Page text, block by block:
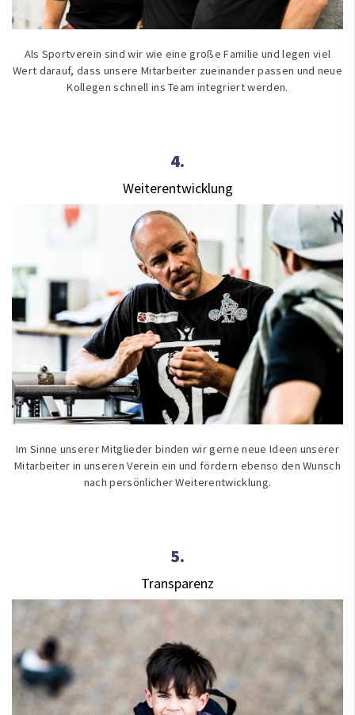
Als Sportverein sind wir wie eine große Familie und legen viel
Wert darauf, dass unsere Mitarbeiter zueinander passen und neue
Kollegen schnell ins Team integriert werden.
4.
Weiterentwicklung
Im Sinne unserer Mitglieder binden wir gerne neue Ideen unserer
Mitarbeiter in unseren Verein ein und fördern ebenso den Wunsch
nach persönlicher Weiterentwicklung.
5.
Transparenz